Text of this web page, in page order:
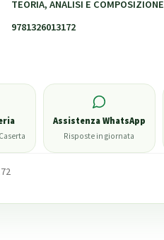
TEORIA, ANALISI E COMPOSIZIONE
9781326013172
Assistenza WhatsApp
Risposte in giornata